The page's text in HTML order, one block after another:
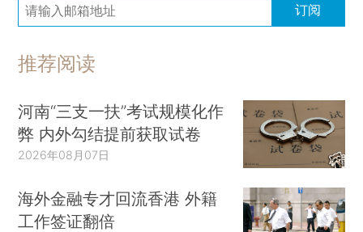
订阅
推荐阅读
河南“三支一扶”考试规模化作
弊 内外勾结提前获取试卷
2026年08月07日
海外金融专才回流香港 外籍
工作签证翻倍